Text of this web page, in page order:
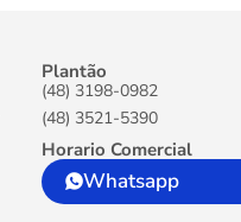
Plantão
(48) 3198-0982
(48) 3521-5390
Horario Comercial
Whatsapp